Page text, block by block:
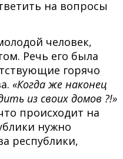
на вопросы
человек,
Речь его была
горячо
«Когда же наконец
из своих домов ?!»
происходит на
нужно
республики,